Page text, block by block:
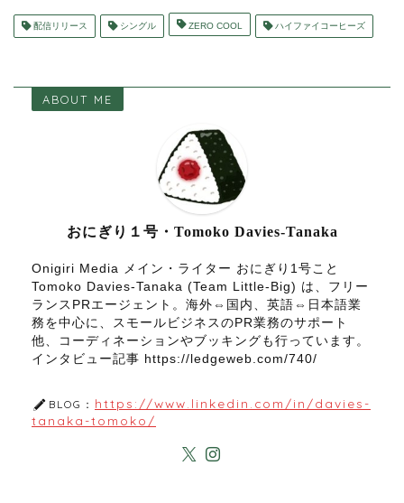
配信リリース シングル ZERO COOL ハイファイコーヒーズ
ABOUT ME
おにぎり１号・Tomoko Davies-Tanaka
Onigiri Media メイン・ライター おにぎり1号こと
Tomoko Davies-Tanaka (Team Little-Big) は、フリー
ランスPRエージェント。海外⇔国内、英語⇔日本語業
務を中心に、スモールビジネスのPR業務のサポート
他、コーディネーションやブッキングも行っています。
インタビュー記事 https://ledgeweb.com/740/
BLOG： https://www.linkedin.com/in/davies-
tanaka-tomoko/